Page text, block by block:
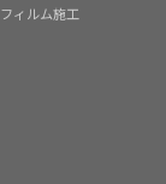
ィルム施工